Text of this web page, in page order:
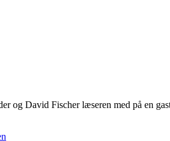
og David Fischer læseren med på en